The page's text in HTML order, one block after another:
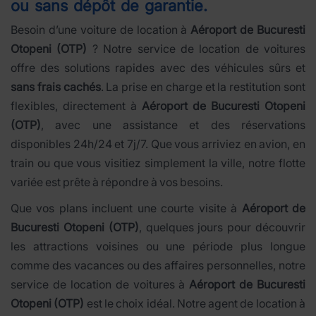
ou sans dépôt de garantie.
Besoin d’une voiture de location àAéroport de Bucuresti
Otopeni (OTP) ? Notre service de location de voitures
offre des solutions rapides avec des véhicules sûrs et
sans frais cachés. La prise en charge et la restitution sont
flexibles, directement à Aéroport de Bucuresti Otopeni
(OTP), avec une assistance et des réservations
disponibles 24h/24 et 7j/7. Que vous arriviez en avion, en
train ou que vous visitiez simplement la ville, notre flotte
variée est prête à répondre à vos besoins.
Que vos plans incluent une courte visite à Aéroport de
Bucuresti Otopeni (OTP), quelques jours pour découvrir
les attractions voisines ou une période plus longue
comme des vacances ou des affaires personnelles, notre
service de location de voitures àAéroport de Bucuresti
Otopeni (OTP) est le choix idéal. Notre agent de location à